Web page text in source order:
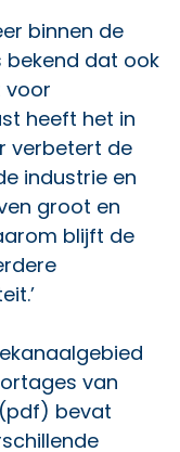
binnen de
bekend dat ook
voor
heeft het in
verbetert de
industrie en
groot en
blijft de
van
(pdf) bevat